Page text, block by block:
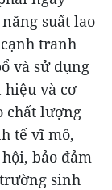
suất lao
tranh
và sử dụng
hiệu và cơ
chất lượng
tế vĩ mô,
bảo đảm
sinh